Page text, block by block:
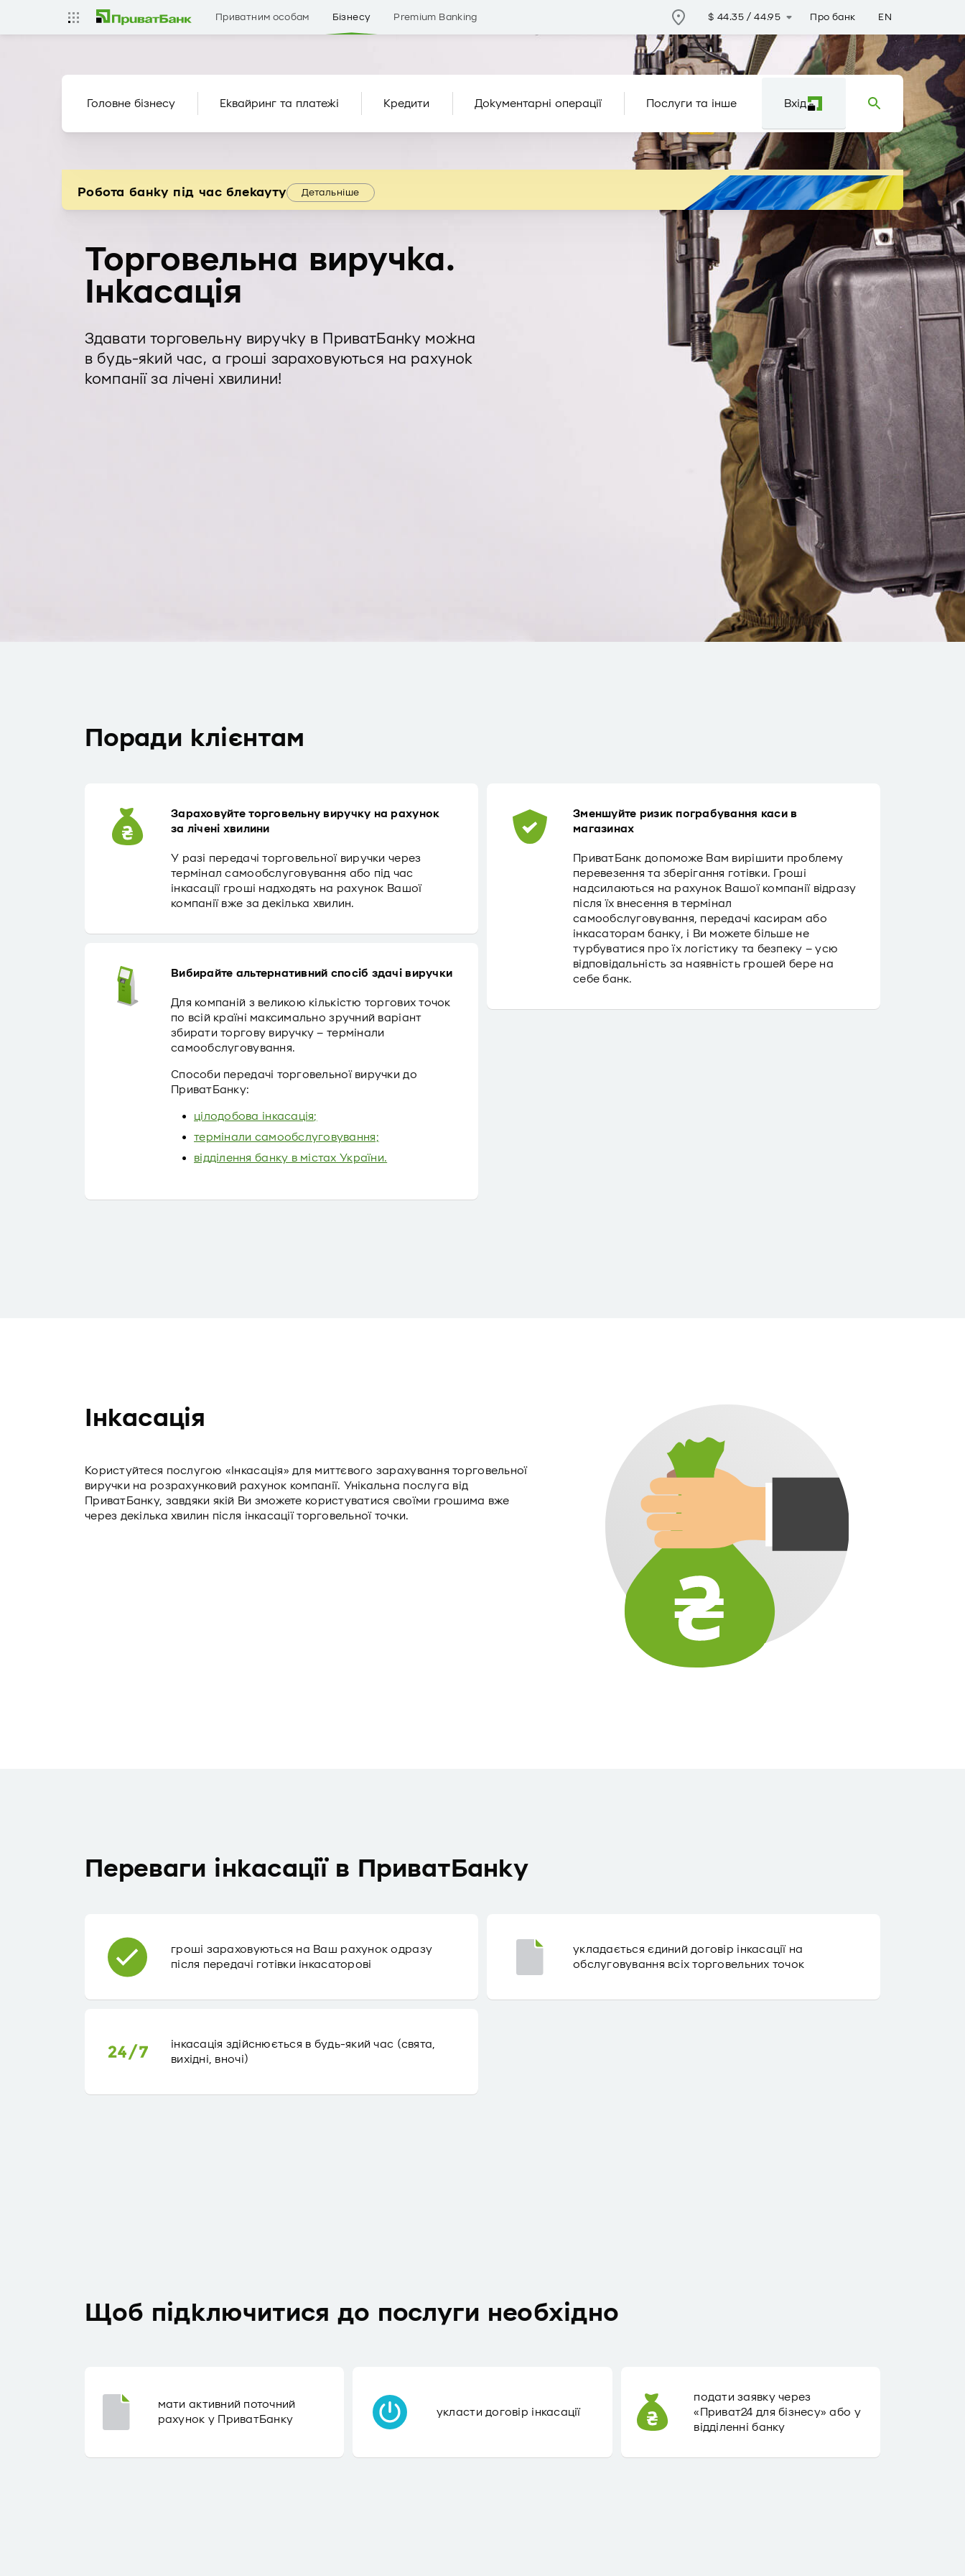
Приватним особам Бізнесу Premium Banking $ 44.35 /44.95 Про банк EN
Головне бізнесу Еквайринг та платежі Кредити Документарні операції Послуги та інше Вхід
Робота банку під час блекауту Детальніше
Торговельна виручка.
Iнкасація
Здавати торговельну виручку в ПриватБанку можна
в будь-який час, а гроші зараховуються на рахунок
компанії за лічені хвилини!
Поради клієнтам
Зараховуйте торговельну виручку на рахунок
за лічені хвилини
У разі передачі торговельної виручки через
термінал самообслуговування або під час
інкасації гроші надходять на рахунок Вашої
компанії вже за декілька хвилин.
Зменшуйте ризик пограбування каси в
магазинах
ПриватБанк допоможе Вам вирішити проблему
перевезення та зберігання готівки. Гроші
надсилаються на рахунок Вашої компанії відразу
після їх внесення в термінал
самообслуговування, передачі касирам або
інкасаторам банку, і Ви можете більше не
турбуватися про їх логістику та безпеку – усю
відповідальність за наявність грошей бере на
себе банк.
Вибирайте альтернативний спосіб здачі виручки
Для компаній з великою кількістю торгових точок
по всій країні максимально зручний варіант
збирати торгову виручку – термінали
самообслуговування.
Способи передачі торговельної виручки до
ПриватБанку:
цілодобова інкасація;
термінали самообслуговування;
відділення банку в містах України.
Інкасація
Користуйтеся послугою «Інкасація» для миттєвого зарахування торговельної
виручки на розрахунковий рахунок компанії. Унікальна послуга від
ПриватБанку, завдяки якій Ви зможете користуватися своїми грошима вже
через декілька хвилин після інкасації торговельної точки.
Переваги інкасації в ПриватБанку
гроші зараховуються на Ваш рахунок одразу
після передачі готівки інкасаторові
укладається єдиний договір інкасації на
обслуговування всіх торговельних точок
інкасація здійснюється в будь-який час (свята,
вихідні, вночі)
Щоб підключитися до послуги необхідно
мати активний поточний
рахунок у ПриватБанку
укласти договір інкасації
подати заявку через
«Приват24 для бізнесу» або у
відділенні банку